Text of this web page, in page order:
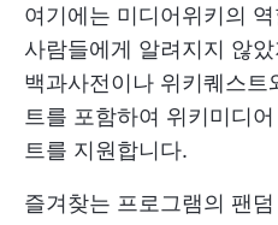
여기에는 미디어위키의
사람들에게 알려지지 않
백과사전이나 위키퀘스트
트를 포함하여 위키미디
트를 지원합니다.
즐겨찾는 프로그램의 팬